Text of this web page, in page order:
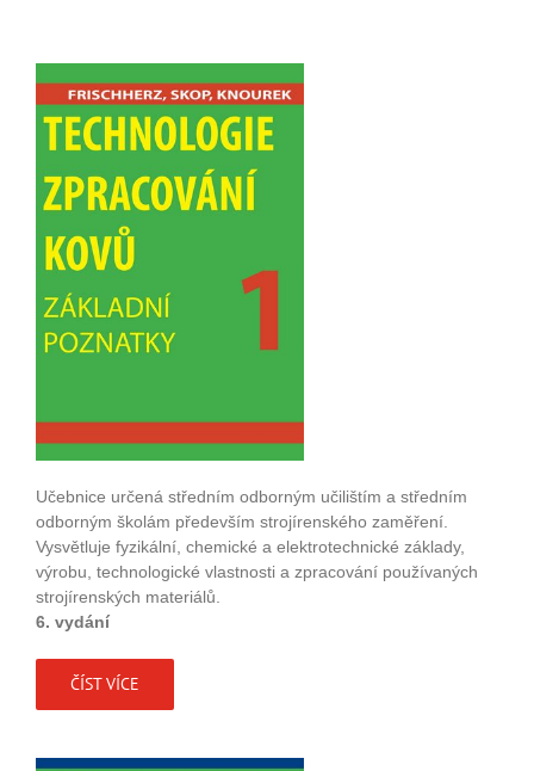
Učebnice určená středním odborným učilištím a středním
odborným školám především strojírenského zaměření.
Vysvětluje fyzikální, chemické a elektrotechnické základy,
výrobu, technologické vlastnosti a zpracování používaných
strojírenských materiálů.
6. vydání
ČÍST VÍCE